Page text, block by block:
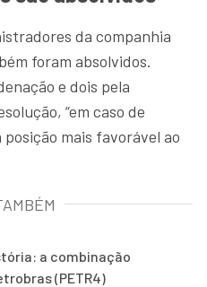
da companhia
foram absolvidos.
e dois pela
“em caso de
mais favorável ao
a combinação
(PETR4)